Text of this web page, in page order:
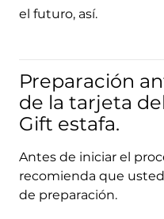
el futuro, así.
Preparación
de la tarjeta
Gift estafa.
Antes de iniciar el
recomienda que
de preparación.